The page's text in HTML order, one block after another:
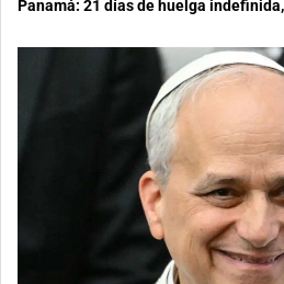
Panamá: 21 días de huelga